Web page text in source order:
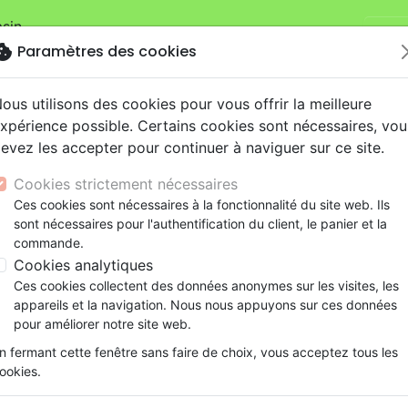
Je
sur la boutiqueLa Maison de la Bible Suisse
NouveautésBibles
Testaments
Etude biblique
NEG
Bandes dessinées
Souffrance, Relation d'aide
Santé
Événements actuels
Couple
Découverte de la foi
Souffrance, Relation d'aide
Psychologie
ans
Adolescents, jeunes
Latino, Folk
Soul
Rap, Hip-hop
Louange, Adoration
Hardrock, Métal
animés
conférences
Films, fiction
Jeux
Lahaie
produits par auteur
Louange, Adoration Noël, Musique
Paramètres des cookies
utilisons des cookies pour vous offrir la meilleure
possible. Certains cookies sont nécessaires,
les accepter pour continuer à naviguer sur ce site.
Cookies strictement nécessaires
Ces cookies sont nécessaires à la fonctionnalité du site web. Ils
sont nécessaires pour l'authentification du client, le panier et la
commande.
Cookies analytiques
Ces cookies collectent des données anonymes sur les visites, les
appareils et la navigation. Nous nous appuyons sur ces données
pour améliorer notre site web.
fermant cette fenêtre sans faire de choix, vous acceptez tous les